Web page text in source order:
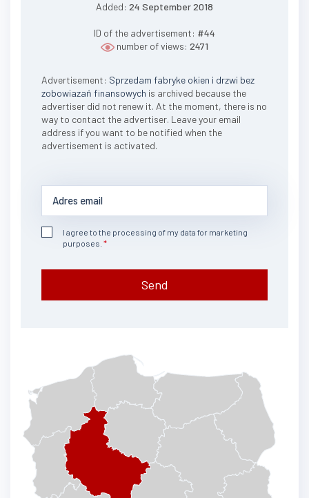
Added: 24 September 2018
ID of the advertisement: #44
number of views: 2471
Advertisement: Sprzedam fabryke okien i drzwi bez
zobowiazań finansowych is archived because the
advertiser did not renew it. At the moment, there is no
way to contact the advertiser. Leave your email
address if you want to be notified when the
advertisement is activated.
I agree to the processing of my data for marketing
purposes.
Send